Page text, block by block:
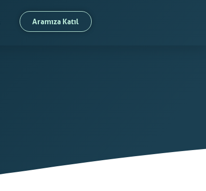
Aramıza Katıl